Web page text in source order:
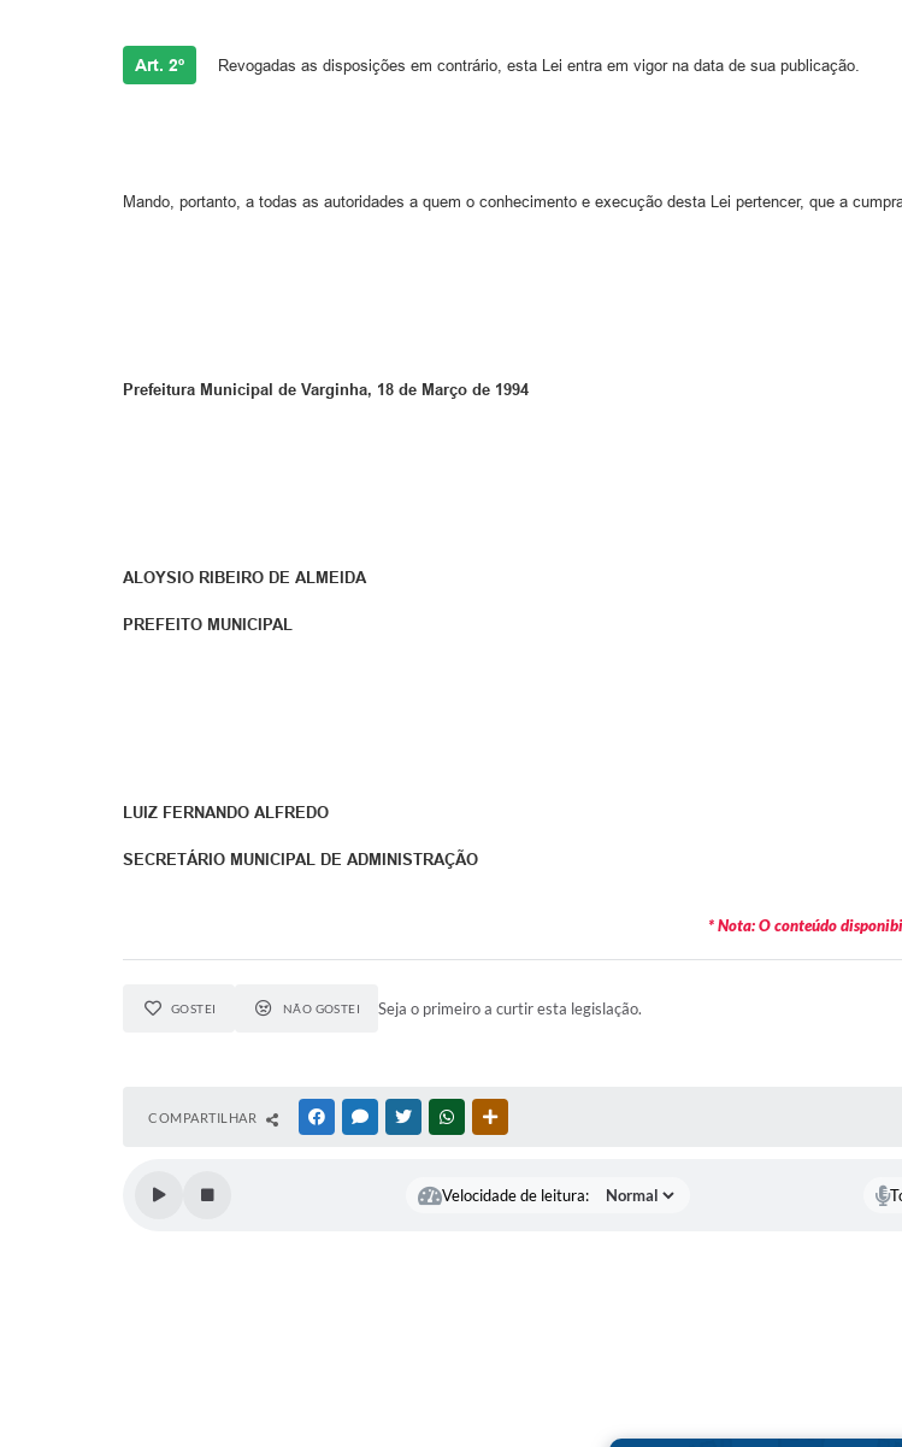
Art. 2º Revogadas as disposições em contrário, esta Lei entra em vigor na data de sua publicação.
Mando, portanto, a todas as autoridades a quem o conhecimento e execução desta Lei pertencer, que a
Prefeitura Municipal de Varginha, 18 de Março de 1994
ALOYSIO RIBEIRO DE ALMEIDA
PREFEITO MUNICIPAL
LUIZ FERNANDO ALFREDO
SECRETÁRIO MUNICIPAL DE ADMINISTRAÇÃO
* Nota: O conteúdo
GOSTEI NÃO GOSTEI Seja o primeiro a curtir esta legislação.
COMPARTILHAR FACEBOOKMESSENGER
TWITTERWHATSAPP
Velocidade de leitura: